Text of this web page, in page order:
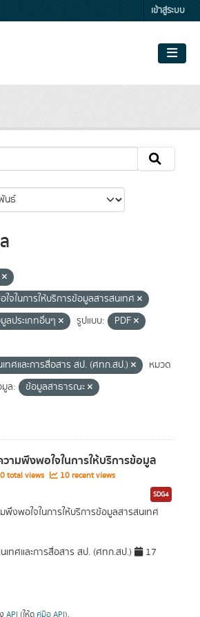
เข้าสู่ระบบ
จในการให้บริการข้อมูลสารสนเทศ
ลประเภทอื่นๆ รูปแบบ:
PDF
ทศและการสื่อสาร สป. (ศทก.สป.)
หมวด
ล:
ข้อมูลสาธารณะ
ามพึงพอใจในการให้บริการข้อมูล
total views 10 recent views
SDG4
งพอใจในการให้บริการข้อมูลสารสนเทศ
เทศและการสื่อสาร สป. (ศทก.สป.)
17
API (ให้ดู คู่มือ API).